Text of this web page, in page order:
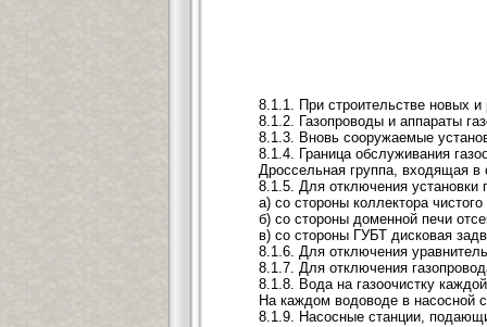
8.1.1. При строительстве новых
8.1.2. Газопроводы и аппараты
8.1.3. Вновь сооружаемые
8.1.4. Граница обслуживания
Дроссельная группа, входящая
8.1.5. Для отключения установки
а) со стороны коллектора
б) со стороны доменной печи
в) со стороны ГУБТ дисковая
8.1.6. Для отключения
8.1.7. Для отключения
8.1.8. Вода на газоочистку
На каждом водоводе в насосной
8.1.9. Насосные станции,